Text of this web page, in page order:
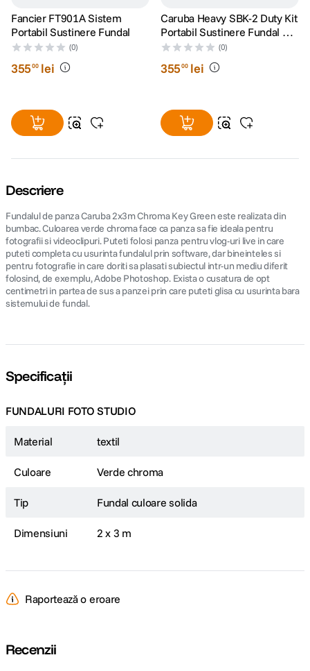
Fancier FT901A Sistem
Portabil Sustinere Fundal
(0)
35500 lei
Caruba Heavy SBK-2 Duty Kit
Portabil Sustinere Fundal 3x
2.4m
(0)
35500 lei
Descriere
Fundalul de panza Caruba 2x3m Chroma Key Green este realizata din
bumbac. Culoarea verde chroma face ca panza sa fie ideala pentru
fotografii si videoclipuri. Puteti folosi panza pentru vlog-uri live in care
puteti completa cu usurinta fundalul prin software, dar bineinteles si
pentru fotografie in care doriti sa plasati subiectul intr-un mediu diferit
folosind, de exemplu, Adobe Photoshop. Exista o cusatura de opt
centimetri in partea de sus a panzei prin care puteti glisa cu usurinta bara
sistemului de fundal.
Specificații
FUNDALURI FOTO STUDIO
Material textil
Culoare Verde chroma
Tip Fundal culoare solida
Dimensiuni 2 x 3 m
Raportează o eroare
Recenzii